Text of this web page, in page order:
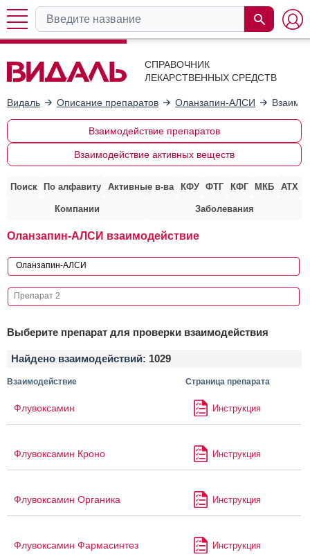
СПРАВОЧНИК
ЛЕКАРСТВЕННЫХ СРЕДСТВ
Видаль Описание препаратов Оланзапин-АЛСИ
Взаимодействие препаратов
Взаимодействие активных веществ
Поиск По алфавиту Активные в-ва КФУ ФТГ КФГ МКБ АТХ
Компании Заболевания
Оланзапин-АЛСИ взаимодействие
Выберите препарат для проверки взаимодействия
Найдено взаимодействий: 1029
Взаимодействие Страница препарата
Флувоксамин Инструкция
Флувоксамин Кроно Инструкция
Флувоксамин Органика Инструкция
Флувоксамин Фармасинтез Инструкция